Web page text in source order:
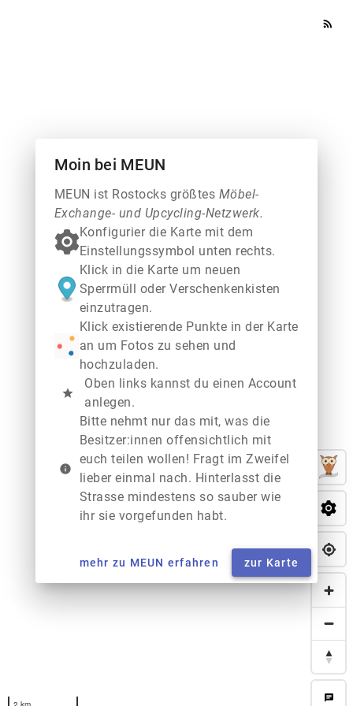
rss_feed
chat
Moin bei MEUN
MEUN ist Rostocks größtes Möbel-
Exchange- und Upcycling-Netzwerk.
Konfigurier die Karte mit dem
Einstellungssymbol unten rechts.
Klick in die Karte um neuen
Sperrmüll oder Verschenkenkisten
einzutragen.
Klick existierende Punkte in der Karte
an um Fotos zu sehen und
hochzuladen.
star
Oben links kannst du einen Account
anlegen.
info
Bitte nehmt nur das mit, was die
Besitzer:innen offensichtlich mit
euch teilen wollen! Fragt im Zweifel
lieber einmal nach. Hinterlasst die
Strasse mindestens so sauber wie
ihr sie vorgefunden habt.
mehr zu MEUN erfahren zur Karte